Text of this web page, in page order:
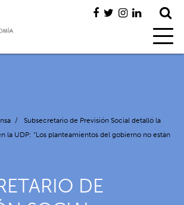
/
Subsecretario de Previsión Social detalló la
la UDP: “Los planteamientos del gobierno no están
DE